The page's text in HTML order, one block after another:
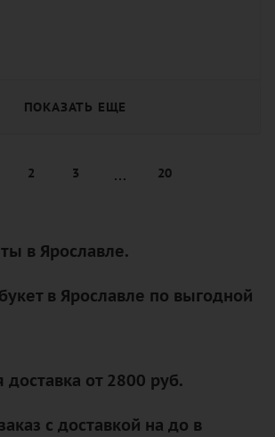
ПОКАЗАТЬ ЕЩЕ
2 3 20
в Ярославле.
в Ярославле по выгодной
доставка от 2800 руб.
с доставкой на до в